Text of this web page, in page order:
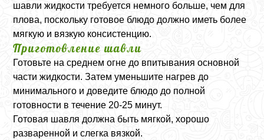
шавли жидкости требуется немного больше, чем для
плова, поскольку готовое блюдо должно иметь более
мягкую и вязкую консистенцию.
Приготовление шавли
Готовьте на среднем огне до впитывания основной
части жидкости. Затем уменьшите нагрев до
минимального и доведите блюдо до полной
готовности в течение 20-25 минут.
Готовая шавля должна быть мягкой, хорошо
разваренной и слегка вязкой.